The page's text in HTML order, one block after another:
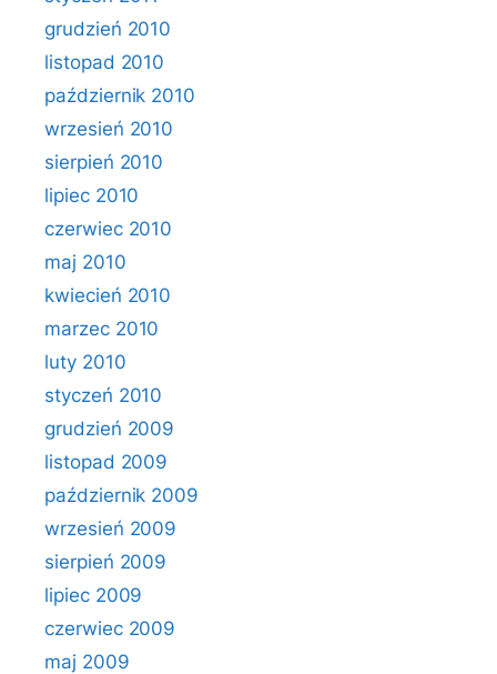
grudzień 2010
listopad 2010
październik 2010
wrzesień 2010
sierpień 2010
lipiec 2010
czerwiec 2010
maj 2010
kwiecień 2010
marzec 2010
luty 2010
styczeń 2010
grudzień 2009
listopad 2009
październik 2009
wrzesień 2009
sierpień 2009
lipiec 2009
czerwiec 2009
maj 2009